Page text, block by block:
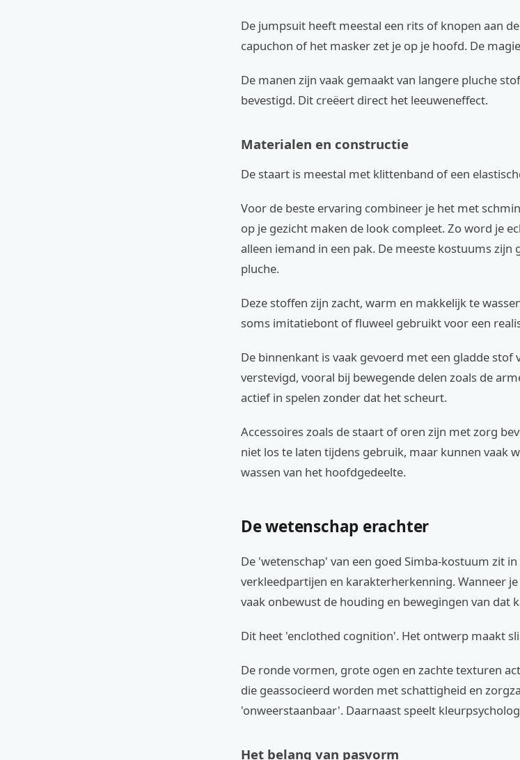
De jumpsuit heeft meestal een rits of knopen aan
capuchon of het masker zet je op je hoofd. De
De manen zijn vaak gemaakt van langere pluche
bevestigd. Dit creëert direct het leeuweneffect.
Materialen en constructie
De staart is meestal met klittenband of een
Voor de beste ervaring combineer je het met
op je gezicht maken de look compleet. Zo word je
alleen iemand in een pak. De meeste kostuums zijn
pluche.
Deze stoffen zijn zacht, warm en makkelijk te
soms imitatiebont of fluweel gebruikt voor een
De binnenkant is vaak gevoerd met een gladde
verstevigd, vooral bij bewegende delen zoals de
actief in spelen zonder dat het scheurt.
Accessoires zoals de staart of oren zijn met zorg
niet los te laten tijdens gebruik, maar kunnen vaak
wassen van het hoofdgedeelte.
De wetenschap erachter
De 'wetenschap' van een goed Simba-kostuum zit
verkleedpartijen en karakterherkenning. Wanneer
vaak onbewust de houding en bewegingen van dat
Dit heet 'enclothed cognition'. Het ontwerp maakt
De ronde vormen, grote ogen en zachte texturen
die geassocieerd worden met schattigheid en
'onweerstaanbaar'. Daarnaast speelt
Het belang van pasvorm